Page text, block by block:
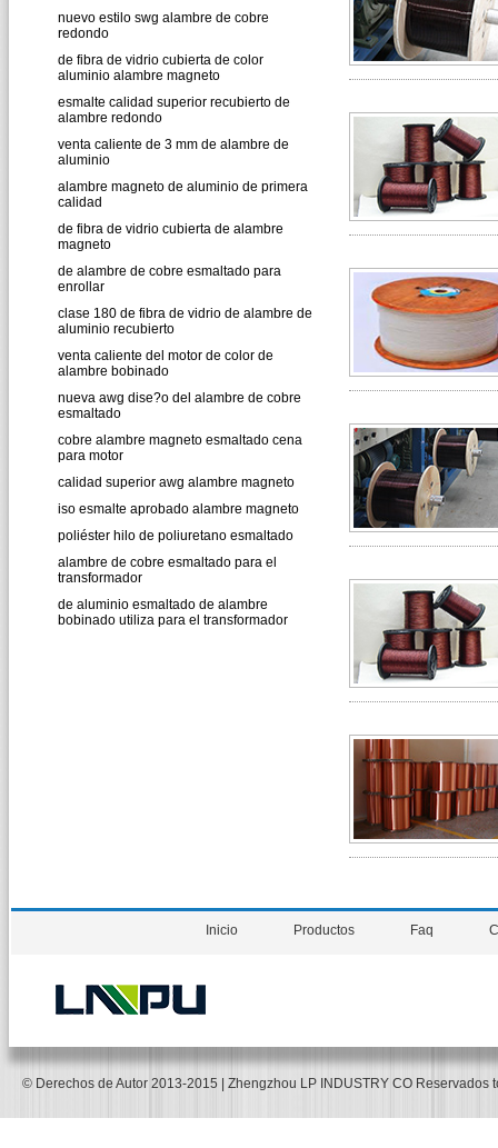
nuevo estilo swg alambre de cobre
redondo
de fibra de vidrio cubierta de color
aluminio alambre magneto
esmalte calidad superior recubierto de
alambre redondo
venta caliente de 3 mm de alambre de
aluminio
alambre magneto de aluminio de primera
calidad
de fibra de vidrio cubierta de alambre
magneto
de alambre de cobre esmaltado para
enrollar
clase 180 de fibra de vidrio de alambre de
aluminio recubierto
venta caliente del motor de color de
alambre bobinado
nueva awg dise?o del alambre de cobre
esmaltado
cobre alambre magneto esmaltado cena
para motor
calidad superior awg alambre magneto
iso esmalte aprobado alambre magneto
poliéster hilo de poliuretano esmaltado
alambre de cobre esmaltado para el
transformador
de aluminio esmaltado de alambre
bobinado utiliza para el transformador
Inicio Productos Faq
© Derechos de Autor 2013-2015 | Zhengzhou LP INDUSTRY CO